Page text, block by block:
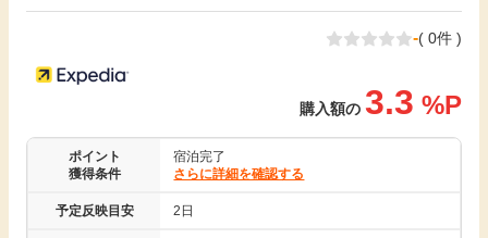
無料
即日還元
アンケート
クレジットカード
暮らし
引っ越し
-( 0件 )
購入額の 3.3 %P
ポイント
獲得条件
宿泊完了
さらに詳細を確認する
予定反映目安 2日